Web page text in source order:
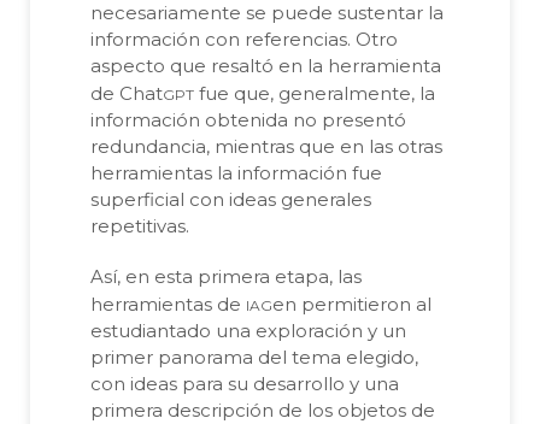
necesariamente se puede sustentar la
información con referencias. Otro
aspecto que resaltó en la herramienta
de Chatgpt fue que, generalmente, la
información obtenida no presentó
redundancia, mientras que en las otras
herramientas la información fue
superficial con ideas generales
repetitivas.
Así, en esta primera etapa, las
herramientas de iagen permitieron al
estudiantado una exploración y un
primer panorama del tema elegido,
con ideas para su desarrollo y una
primera descripción de los objetos de